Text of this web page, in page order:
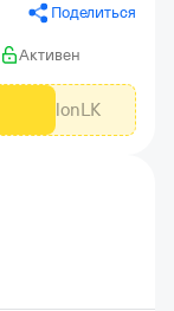
Поделиться
Активен
GdeSlonLK